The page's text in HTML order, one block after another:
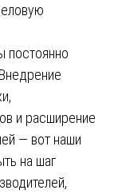
постоянно
и расширение
— вот наши
на шаг